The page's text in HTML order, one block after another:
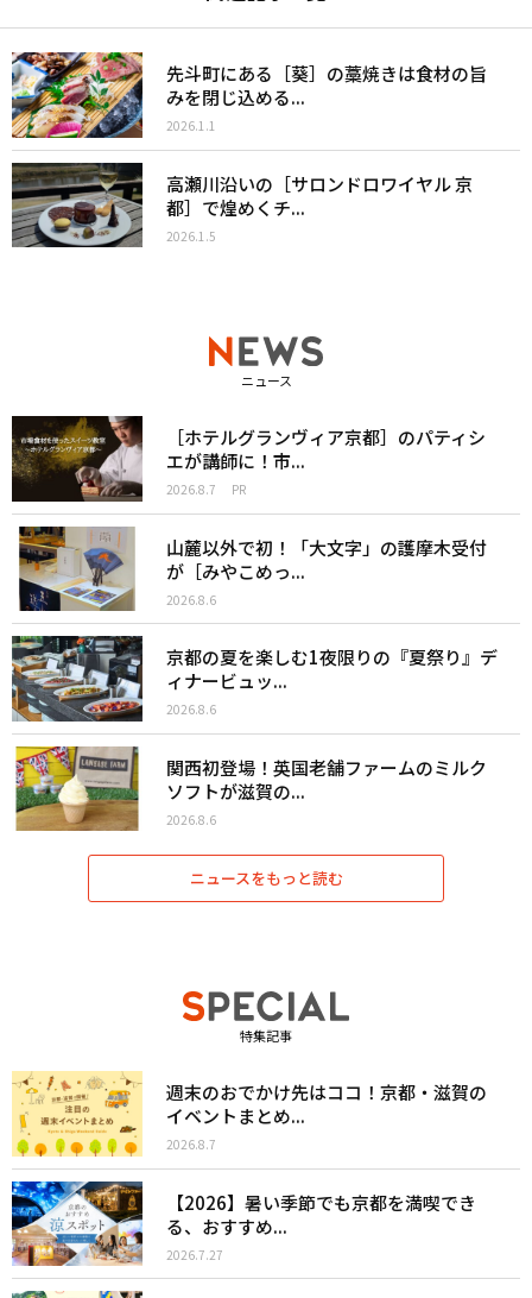
先斗町にある［葵］の藁焼きは食材の旨
みを閉じ込める...
2026.1.1
高瀬川沿いの［サロンドロワイヤル 京
都］で煌めくチ...
2026.1.5
ニュース
［ホテルグランヴィア京都］のパティシ
エが講師に！市...
2026.8.7 PR
山麓以外で初！「大文字」の護摩木受付
が［みやこめっ...
2026.8.6
京都の夏を楽しむ1夜限りの『夏祭り』デ
ィナービュッ...
2026.8.6
関西初登場！英国老舗ファームのミルク
ソフトが滋賀の...
2026.8.6
ニュースをもっと読む
特集記事
週末のおでかけ先はココ！京都・滋賀の
イベントまとめ...
2026.8.7
【2026】暑い季節でも京都を満喫でき
る、おすすめ...
2026.7.27